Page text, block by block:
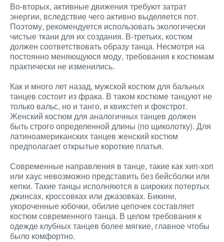
Во-вторых, активные движения требуют затрат
энергии, вследствие чего активно выделяется пот.
Поэтому, рекомендуется использовать экологически
чистые ткани для их создания. В-третьих, костюм
должен соответствовать образу танца. Несмотря на
постоянно меняющуюся моду, требования к костюмам
практически не изменились.
Как и много лет назад, мужской костюм для бальных
танцев состоит из фрака. В таком костюме танцуют не
только вальс, но и танго, и квикстеп и фокстрот.
Женский костюм для аналогичных танцев должен
быть строго определенной длины (по щиколотку). Для
латиноамериканских танцев женский костюм
предполагает открытые короткие платья.
Современные направления в танце, такие как хип-хоп
или хаус невозможно представить без бейсболки или
кепки. Такие танцы исполняются в широких потертых
джинсах, кроссовках или джазовках. Бикини,
укороченные юбочки, обилие цепочек составляет
костюм современного танца. В целом требования к
одежде клубных танцев более мягкие, главное чтобы
было комфортно.